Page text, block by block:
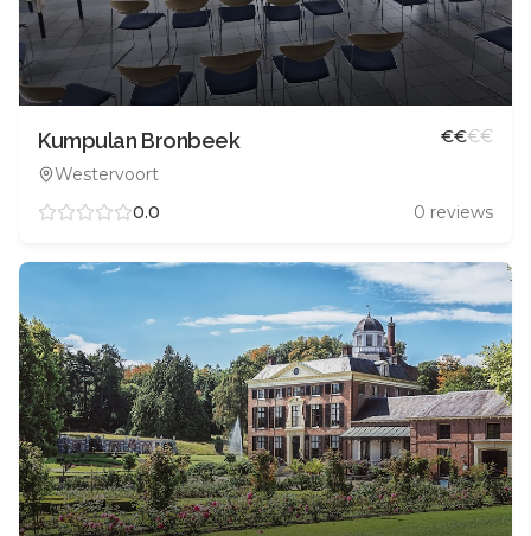
Kumpulan Bronbeek
Westervoort
€€€€
0.0 0 reviews